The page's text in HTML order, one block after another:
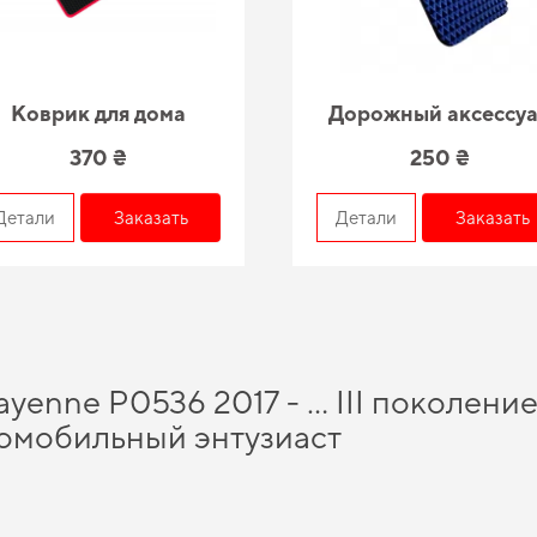
Коврик для дома
370 ₴
Заказать
Дорожный
250 ₴
Детали Заказать
P0536 2017 - … III
энтузиаст